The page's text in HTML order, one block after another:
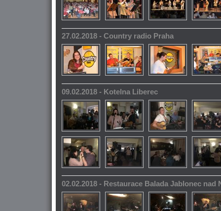
27.02.2018 - Country radio Praha
09.02.2018 - Kotelna Liberec
02.02.2018 - Restaurace Balada Jablonec nad